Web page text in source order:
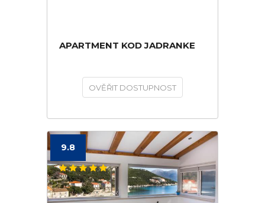
APARTMENT KOD JADRANKE
OVĚŘIT DOSTUPNOST
9.8